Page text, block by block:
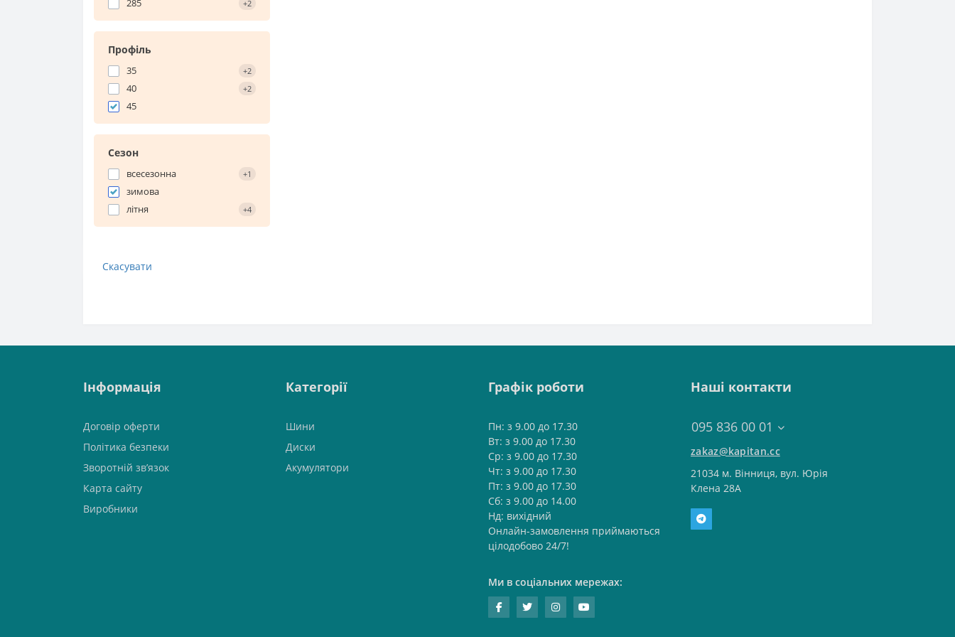
285 +2
Профіль
35 +2
40 +2
45
Сезон
всесезонна +1
зимова
літня
+4
Скасувати
Інформація
Договір оферти
Політика безпеки
Зворотній зв’язок
Карта сайту
Виробники
Категорії
Шини
Диски
Акумулятори
Графік роботи
Пн: з 9.00 до 17.30
Вт: з 9.00 до 17.30
Ср: з 9.00 до 17.30
Чт: з 9.00 до 17.30
Пт: з 9.00 до 17.30
Сб: з 9.00 до 14.00
Нд: вихідний
Онлайн-замовлення приймаються
цілодобово 24/7!
Ми в соціальних мережах:
Наші контакти
095 836 00 01
zakaz@kapitan.cc
21034 м. Вінниця, вул. Юрія
Клена 28А